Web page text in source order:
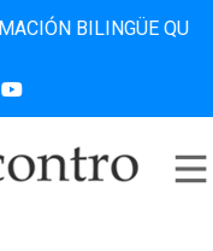
QUE DESDE 2006